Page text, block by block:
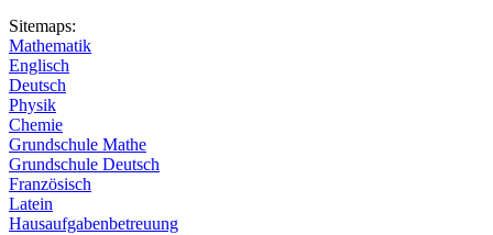
Sitemaps:
Mathematik
Englisch
Deutsch
Physik
Chemie
Grundschule Mathe
Grundschule Deutsch
Französisch
Latein
Hausaufgabenbetreuung